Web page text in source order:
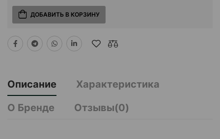
ДОБАВИТЬ В КОРЗИНУ
Описание
Характеристика
О Бренде
Отзывы(0)